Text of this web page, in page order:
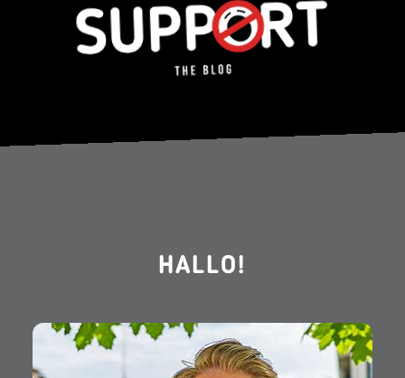
HALLO!